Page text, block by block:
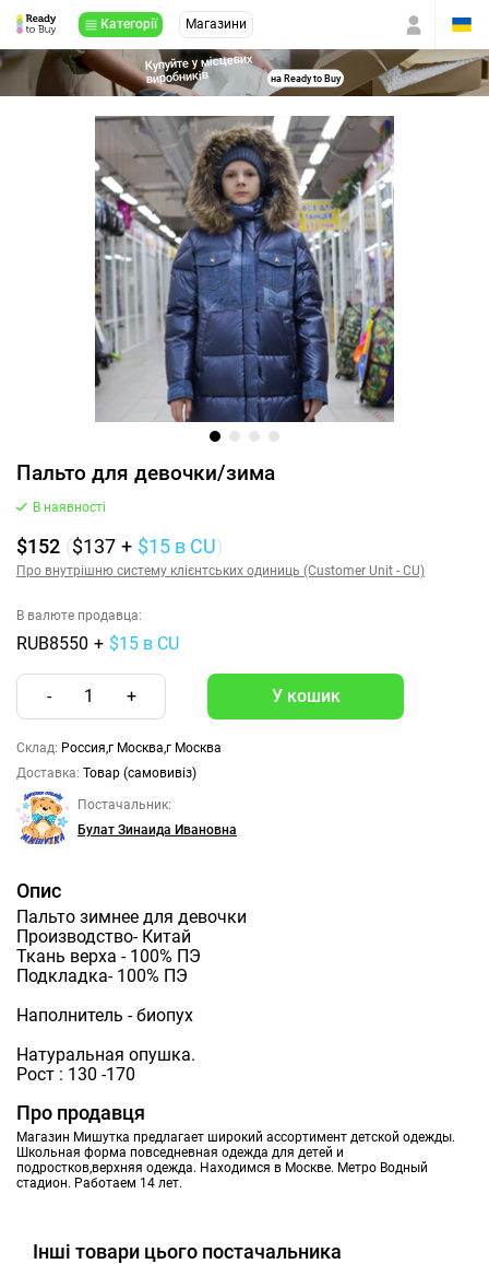
Категорії Магазини
Купуйте у місцевих
виробників на Ready to Buy
Пальто для девочки/зима
В наявності
$152 ($137 + $15 в CU)
Про внутрішню систему клієнтських одиниць (Customer Unit - CU)
В валюте продавца:
RUB8550 + $15 в CU
- 1 +
Склад: Россия,г Москва,г Москва
Доставка: Товар (самовивіз)
Постачальник:
Булат Зинаида Ивановна
Опис
Пальто зимнее для девочки
Производство- Китай
Ткань верха - 100% ПЭ
Подкладка- 100% ПЭ
Наполнитель - биопух
Натуральная опушка.
Рост : 130 -170
Про продавця
Магазин Мишутка предлагает широкий ассортимент детской одежды.
Школьная форма повседневная одежда для детей и
подростков,верхняя одежда. Находимся в Москве. Метро Водный
стадион. Работаем 14 лет.
Інші товари цього постачальника